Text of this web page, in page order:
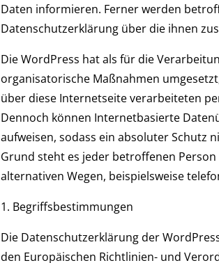
Daten informieren. Ferner werden
Datenschutzerklärung über die ihnen
Die WordPress hat als für die
organisatorische Maßnahmen
über diese Internetseite verarbeiteten
Dennoch können Internetbasierte
aufweisen, sodass ein absoluter Schutz
Grund steht es jeder betroffenen
alternativen Wegen, beispielsweise
1. Begriffsbestimmungen
Die Datenschutzerklärung der
den Europäischen Richtlinien- und